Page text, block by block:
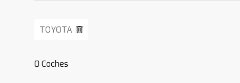
TOYOTA
0 Coches